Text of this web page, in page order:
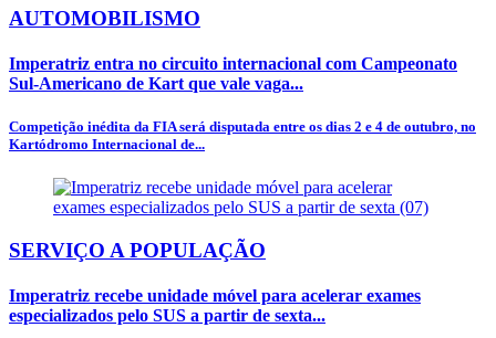
AUTOMOBILISMO
Imperatriz entra no circuito internacional com Campeonato
Sul-Americano de Kart que vale vaga...
Competição inédita da FIA será disputada entre os dias 2 e 4 de outubro, no
Kartódromo Internacional de...
SERVIÇO A POPULAÇÃO
Imperatriz recebe unidade móvel para acelerar exames
especializados pelo SUS a partir de sexta...